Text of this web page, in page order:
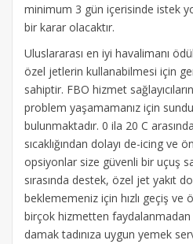
minimum 3 gün içerisinde istek
bir karar olacaktır.
Uluslararası en iyi havalimanı
özel jetlerin kullanabilmesi için
sahiptir. FBO hizmet
problem yaşamamanız için
bulunmaktadır. 0 ila 20 C
sıcaklığından dolayı de-icing ve
opsiyonlar size güvenli bir uçuş
sırasında destek, özel jet yakıt
beklememeniz için hızlı geçiş
birçok hizmetten faydalanmadan
damak tadınıza uygun yemek